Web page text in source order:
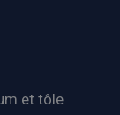
et tôle